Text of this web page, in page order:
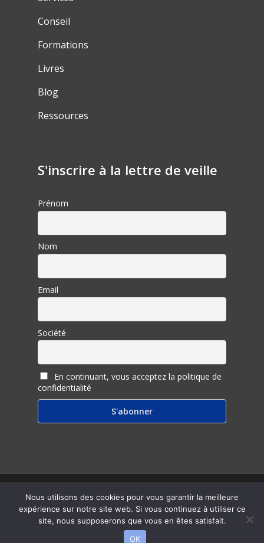
Conseil
Formations
Livres
Blog
Ressources
S'inscrire à la lettre de veille
Prénom
Nom
Email
Société
En continuant, vous acceptez la politique de
confidentialité
© 2026 Inter Ligere.
twitterfacebook
linkedinyoutubeRSS email
Nous utilisons des cookies pour vous garantir la meilleure
expérience sur notre site web. Si vous continuez à utiliser ce
site, nous supposerons que vous en êtes satisfait.
OK